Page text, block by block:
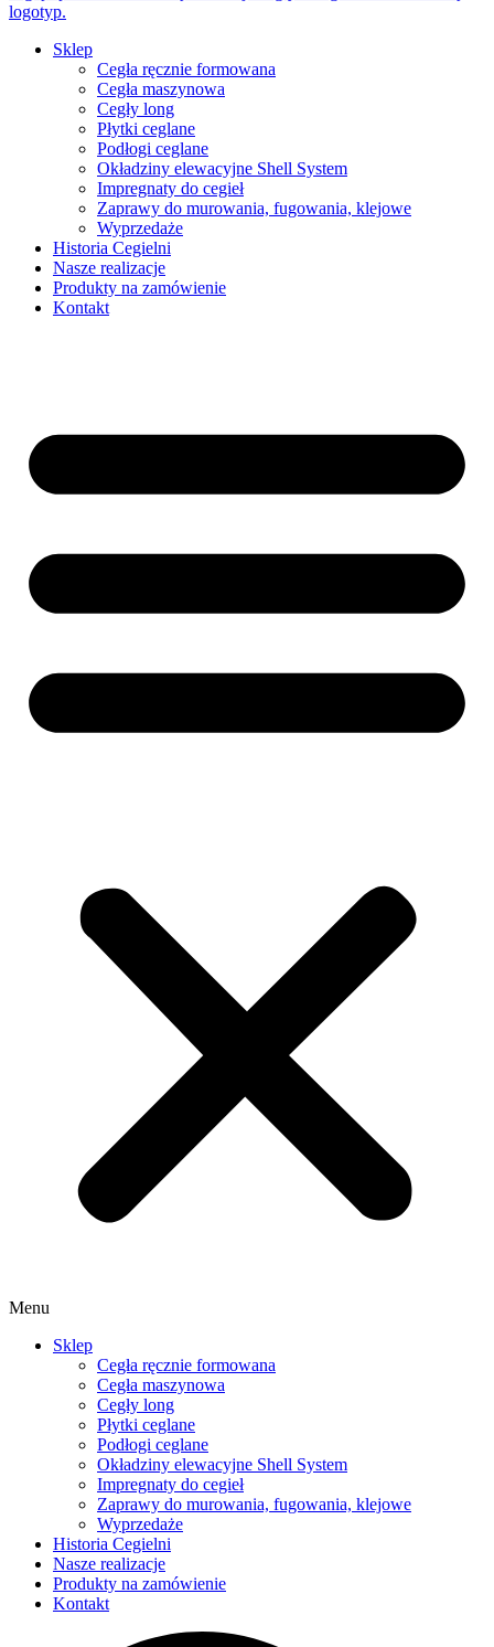
Sklep
Cegła ręcznie formowana
Cegła maszynowa
Cegły long
Płytki ceglane
Podłogi ceglane
Okładziny elewacyjne Shell System
Impregnaty do cegieł
Zaprawy do murowania, fugowania, klejowe
Wyprzedaże
Historia Cegielni
Nasze realizacje
Produkty na zamówienie
Kontakt
Menu
Sklep
Cegła ręcznie formowana
Cegła maszynowa
Cegły long
Płytki ceglane
Podłogi ceglane
Okładziny elewacyjne Shell System
Impregnaty do cegieł
Zaprawy do murowania, fugowania, klejowe
Wyprzedaże
Historia Cegielni
Nasze realizacje
Produkty na zamówienie
Kontakt